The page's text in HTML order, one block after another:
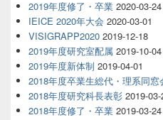
2019年度修了・卒業 2020-03-24
IEICE 2020年大会 2020-03-01
VISIGRAPP2020 2019-12-18
2019年度研究室配属 2019-10-04
2019年度新体制 2019-04-01
2018年度卒業生総代・理系同
2018年度研究科長表彰 2019-
2018年度修了・卒業 2019-03-24